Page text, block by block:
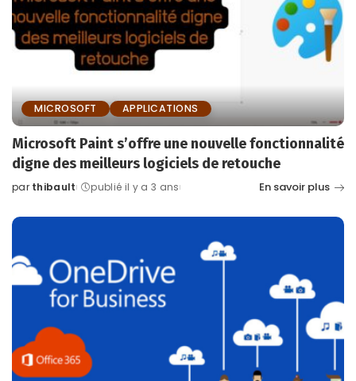
MICROSOFT APPLICATIONS
Microsoft Paint s’offre une nouvelle fonctionnalité
digne des meilleurs logiciels de retouche
Posted
par thibault publié il y a 3 ans En savoir plus